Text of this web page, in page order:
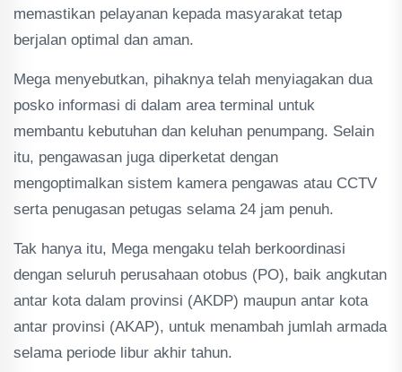
memastikan pelayanan kepada masyarakat tetap
berjalan optimal dan aman.
Mega menyebutkan, pihaknya telah menyiagakan dua
posko informasi di dalam area terminal untuk
membantu kebutuhan dan keluhan penumpang. Selain
itu, pengawasan juga diperketat dengan
mengoptimalkan sistem kamera pengawas atau CCTV
serta penugasan petugas selama 24 jam penuh.
Tak hanya itu, Mega mengaku telah berkoordinasi
dengan seluruh perusahaan otobus (PO), baik angkutan
antar kota dalam provinsi (AKDP) maupun antar kota
antar provinsi (AKAP), untuk menambah jumlah armada
selama periode libur akhir tahun.